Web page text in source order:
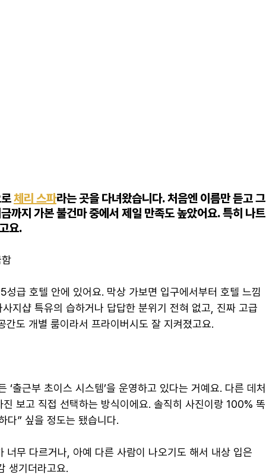
체리 스파라는 곳을 다녀왔습니다. 처음엔 이름만 듣고 그
까지 가본 불건마 중에서 제일 만족도 높았어요. 특히 나트
요.
급 호텔 안에 있어요. 막상 가보면 입구에서부터 호텔 느낌
지샵 특유의 습하거나 답답한 분위기 전혀 없고, 진짜 고급
간도 개별 룸이라서 프라이버시도 잘 지켜졌고요.
‘출근부 초이스 시스템’을 운영하고 있다는 거예요. 다른 데처
보고 직접 선택하는 방식이에요. 솔직히 사진이랑 100% 똑
다” 싶을 정도는 됐습니다.
너무 다르거나, 아예 다른 사람이 나오기도 해서 내상 입은
생기더라고요.